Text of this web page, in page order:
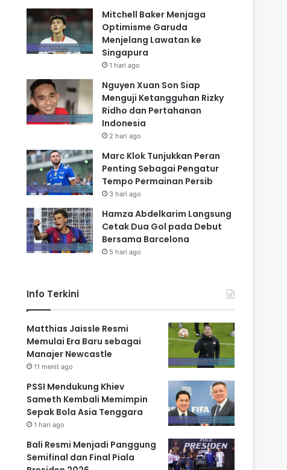
Mitchell Baker Menjaga
Optimisme Garuda
Menjelang Lawatan ke
Singapura
1 hari ago
Nguyen Xuan Son Siap
Menguji Ketangguhan Rizky
Ridho dan Pertahanan
Indonesia
2 hari ago
Marc Klok Tunjukkan Peran
Penting Sebagai Pengatur
Tempo Permainan Persib
3 hari ago
Hamza Abdelkarim Langsung
Cetak Dua Gol pada Debut
Bersama Barcelona
5 hari ago
Info Terkini
Matthias Jaissle Resmi
Memulai Era Baru sebagai
Manajer Newcastle
11 menit ago
PSSI Mendukung Khiev
Sameth Kembali Memimpin
Sepak Bola Asia Tenggara
1 hari ago
Bali Resmi Menjadi Panggung
Semifinal dan Final Piala